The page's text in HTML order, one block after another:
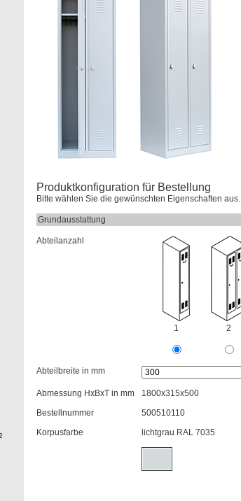
Produktkonfiguration für Bestellung
Bitte wählen Sie die gewünschten Eigenschaften aus.
Grundausstattung
Abteilanzahl
1 2
Abteilbreite in mm
Abmessung HxBxT in mm
1800x315x500
Bestellnummer
500510110
Korpusfarbe
lichtgrau RAL 7035